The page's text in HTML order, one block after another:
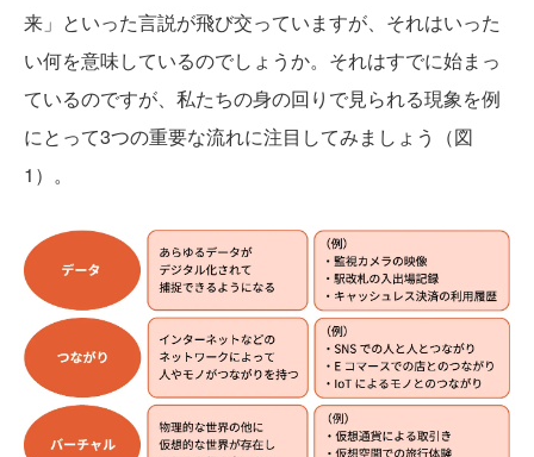
来」といった言説が飛び交っていますが、それはいった
い何を意味しているのでしょうか。それはすでに始まっ
ているのですが、私たちの身の回りで見られる現象を例
にとって3つの重要な流れに注目してみましょう（図
1）。